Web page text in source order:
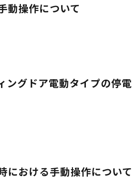
動操作について
ングドア電動タイプの停電
における手動操作について